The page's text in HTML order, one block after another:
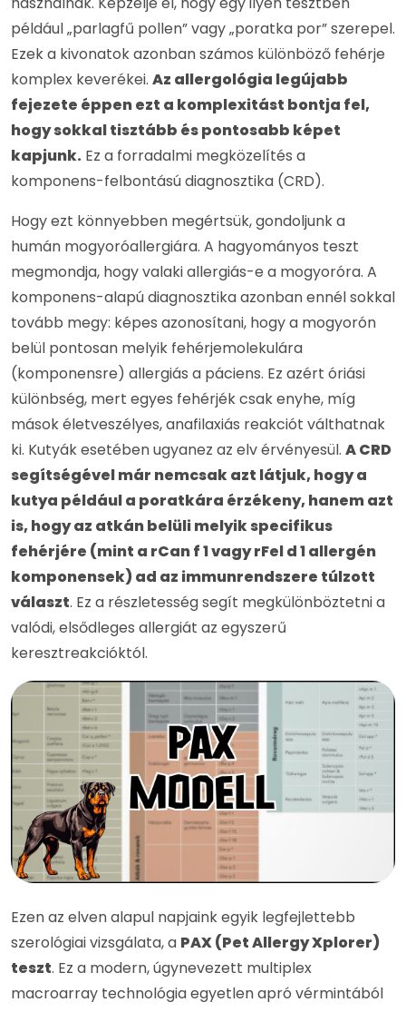
például „parlagfű pollen” vagy „poratka por” szerepel.
Ezek a kivonatok azonban számos különböző fehérje
komplex keverékei. Az allergológia legújabb
fejezete éppen ezt a komplexitást bontja fel,
hogy sokkal tisztább és pontosabb képet
kapjunk. Ez a forradalmi megközelítés a
komponens-felbontású diagnosztika (CRD).
Hogy ezt könnyebben megértsük, gondoljunk a
humán mogyoróallergiára. A hagyományos teszt
megmondja, hogy valaki allergiás-e a mogyoróra. A
komponens-alapú diagnosztika azonban ennél sokkal
tovább megy: képes azonosítani, hogy a mogyorón
belül pontosan melyik fehérjemolekulára
(komponensre) allergiás a páciens. Ez azért óriási
különbség, mert egyes fehérjék csak enyhe, míg
mások életveszélyes, anafilaxiás reakciót válthatnak
ki. Kutyák esetében ugyanez az elv érvényesül. A CRD
segítségével már nemcsak azt látjuk, hogy a
kutya például a poratkára érzékeny, hanem azt
is, hogy az atkán belüli melyik specifikus
fehérjére (mint a rCan f 1 vagy rFel d 1 allergén
komponensek) ad az immunrendszere túlzott
választ. Ez a részletesség segít megkülönböztetni a
valódi, elsődleges allergiát az egyszerű
keresztreakcióktól.
Ezen az elven alapul napjaink egyik legfejlettebb
szerológiai vizsgálata, a PAX (Pet Allergy Xplorer)
teszt. Ez a modern, úgynevezett multiplex
macroarray technológia egyetlen apró vérmintából